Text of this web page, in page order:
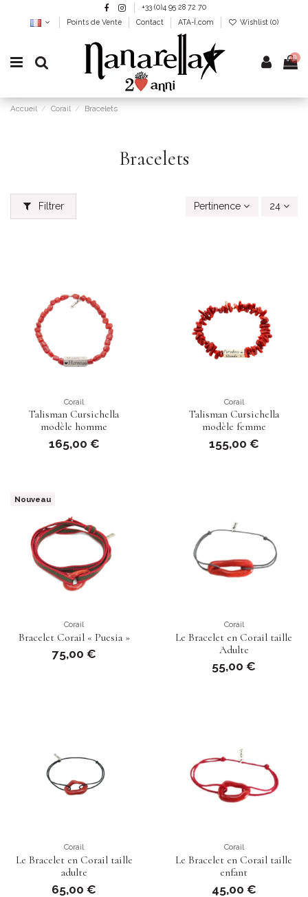
+33 (0)4 95 28 72 70
Points de Vente
Contact ATA-Ï.com Wishlist (0)
0
Accueil Corail Bracelets
Bracelets
Filtrer Pertinence 24
Corail
Talisman Cursichella
modèle homme
165,00 €
Corail
Talisman Cursichella
modèle femme
155,00 €
Nouveau
Corail
Bracelet Corail « Puesia »
75,00 €
Corail
Le Bracelet en Corail taille
Adulte
55,00 €
Corail
Le Bracelet en Corail taille
adulte
65,00 €
Corail
Le Bracelet en Corail taille
enfant
45,00 €